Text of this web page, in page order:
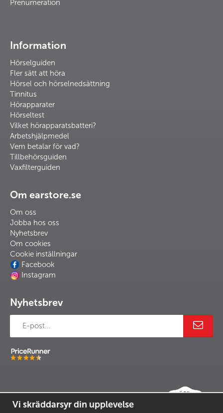
Prenumeration
Information
Hörselguiden
Fler sätt att höra
Hörsel och hörselnedsättning
Tinnitus
Hörapparater
Hörseltest
Vilket hörapparatsbatteri?
Arbetshjälpmedel
Vem betalar för vad?
Tillbehörsguiden
Vaxfilterguiden
Om earstore.se
Om oss
Jobba hos oss
Nyhetsbrev
Om cookies
Cookie inställningar
Facebook
Instagram
Nyhetsbrev
Vi skräddarsyr din upplevelse